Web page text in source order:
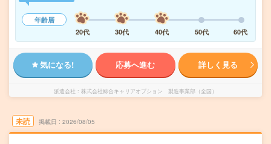
年齢層
20代
30代 40代 50代 60代
気になる! 応募へ進む 詳しく見る
派遣会社 株式会社綜合キャリアオプション 製造事業部（全国）
未読 掲載日 2026/08/05